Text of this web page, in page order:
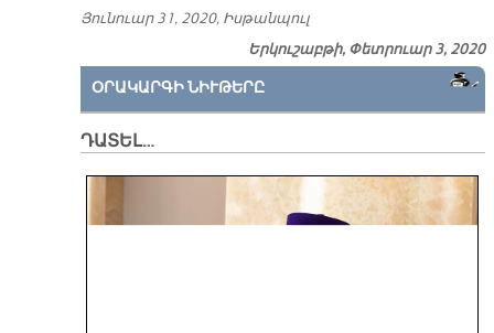
Յունուար 31, 2020, Իսթանպուլ
Երկուշաբթի, Փետրուար 3, 2020
ՕՐԱԿԱՐԳԻ ՆԻՒԹԵՐԸ
ԴԱՏԵԼ…